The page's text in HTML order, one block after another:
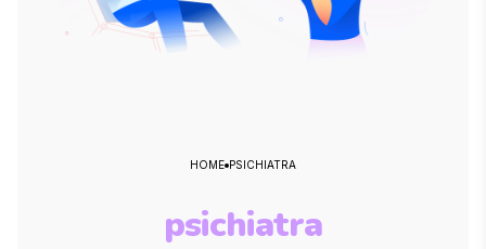
HOME PSICHIATRA
psichiatra